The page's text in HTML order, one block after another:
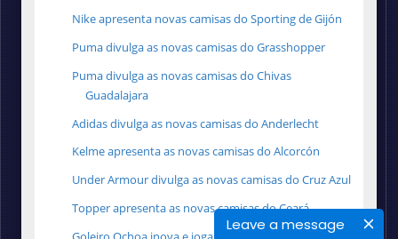
Leave a message
Nike apresenta novas camisas do Sporting de Gijón
Puma divulga as novas camisas do Grasshopper
Puma divulga as novas camisas do Chivas
Guadalajara
Adidas divulga as novas camisas do Anderlecht
Kelme apresenta as novas camisas do Alcorcón
Under Armour divulga as novas camisas do Cruz Azul
Topper apresenta as novas camisas do Ceará